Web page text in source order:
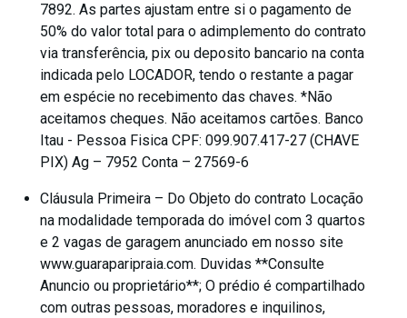
7892. As partes ajustam entre si o pagamento de
50% do valor total para o adimplemento do contrato
via transferência, pix ou deposito bancario na conta
indicada pelo LOCADOR, tendo o restante a pagar
em espécie no recebimento das chaves. *Não
aceitamos cheques. Não aceitamos cartões. Banco
Itau - Pessoa Fisica CPF: 099.907.417-27 (CHAVE
PIX) Ag – 7952 Conta – 27569-6
Cláusula Primeira – Do Objeto do contrato Locação
na modalidade temporada do imóvel com 3 quartos
e 2 vagas de garagem anunciado em nosso site
www.guaraparipraia.com. Duvidas **Consulte
Anuncio ou proprietário**; O prédio é compartilhado
com outras pessoas, moradores e inquilinos,